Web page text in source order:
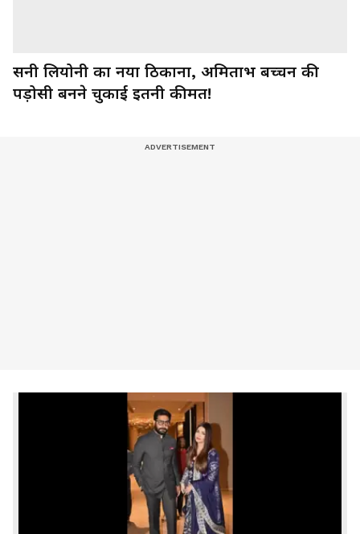
सनी लियोनी का नया ठिकाना, अमिताभ बच्चन की
पड़ोसी बनने चुकाई इतनी कीमत!